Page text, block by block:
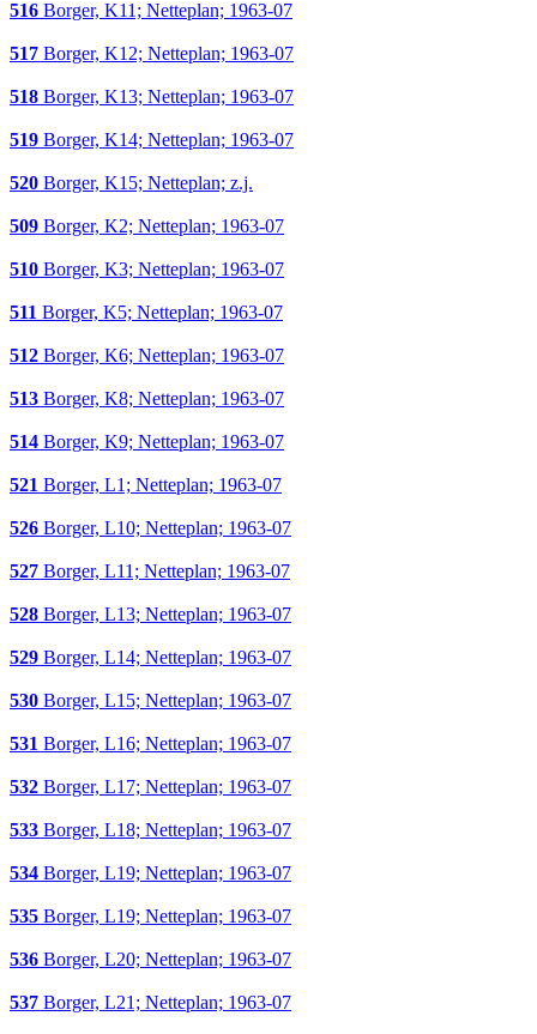
516 Borger, K11; Netteplan; 1963-07
517 Borger, K12; Netteplan; 1963-07
518 Borger, K13; Netteplan; 1963-07
519 Borger, K14; Netteplan; 1963-07
520 Borger, K15; Netteplan; z.j.
509 Borger, K2; Netteplan; 1963-07
510 Borger, K3; Netteplan; 1963-07
511 Borger, K5; Netteplan; 1963-07
512 Borger, K6; Netteplan; 1963-07
513 Borger, K8; Netteplan; 1963-07
514 Borger, K9; Netteplan; 1963-07
521 Borger, L1; Netteplan; 1963-07
526 Borger, L10; Netteplan; 1963-07
527 Borger, L11; Netteplan; 1963-07
528 Borger, L13; Netteplan; 1963-07
529 Borger, L14; Netteplan; 1963-07
530 Borger, L15; Netteplan; 1963-07
531 Borger, L16; Netteplan; 1963-07
532 Borger, L17; Netteplan; 1963-07
533 Borger, L18; Netteplan; 1963-07
534 Borger, L19; Netteplan; 1963-07
535 Borger, L19; Netteplan; 1963-07
536 Borger, L20; Netteplan; 1963-07
537 Borger, L21; Netteplan; 1963-07